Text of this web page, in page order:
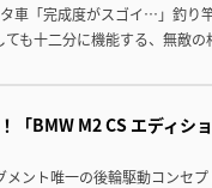
車「完成度がスゴイ…」釣り
も十二分に機能する、無敵
「BMW M2 CS エディシ
メント唯一の後輪駆動コンセ